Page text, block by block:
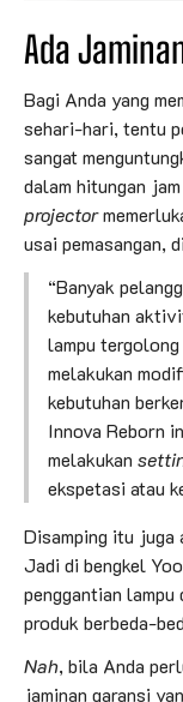
Ada
Bagi Anda yang
sehari-hari, tentu
sangat
dalam hitungan
projector
usai pemasangan,
“Banyak
kebutuhan
lampu tergolong
melakukan
kebutuhan
Innova Reborn
melakukan
ekspetasi atau
Disamping itu juga
Jadi di bengkel
penggantian lampu
produk berbeda-
Nah, bila Anda
jaminan garansi